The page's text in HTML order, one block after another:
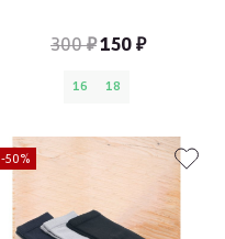
300 ₽150 ₽
16 18
-50%